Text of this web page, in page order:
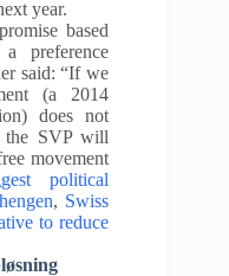
year.
based
preference
said: “If we
(a 2014
does not
the SVP will
movement
political
, Swiss
to reduce